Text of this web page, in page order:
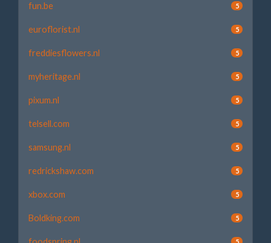
fun.be 5
euroflorist.nl 5
freddiesflowers.nl 5
myheritage.nl 5
pixum.nl 5
telsell.com 5
samsung.nl 5
redrickshaw.com 5
xbox.com 5
Boldking.com 5
5